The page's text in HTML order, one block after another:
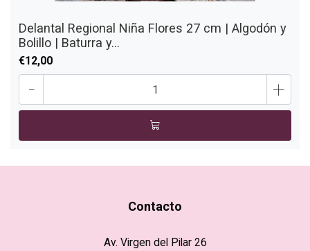
Delantal Regional Niña Flores 27 cm | Algodón y
Bolillo | Baturra y...
€12,00
- +
Contacto
Av. Virgen del Pilar 26